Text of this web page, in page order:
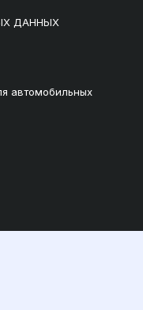
ДАННЫХ
автомобильных